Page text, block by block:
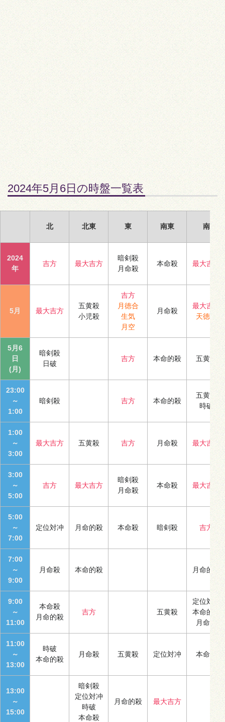
2024年5月6日の時盤一覧表
北 北東 東 南東 南
2024
年
吉方 最大吉方
暗剣殺
月命殺
本命殺 最大吉方
5月 最大吉方
五黄殺
小児殺
吉方
月徳合
生気
月空
月命殺
最大吉方
天徳合
5月6
日
(月)
暗剣殺
日破
吉方 本命的殺 五黄殺
23:00
～
1:00
暗剣殺 吉方 本命的殺
五黄殺
時破
1:00
～
3:00
最大吉方 五黄殺 吉方 月命殺 最大吉方
3:00
～
5:00
吉方 最大吉方
暗剣殺
月命殺
本命殺 最大吉方
5:00
～
7:00
定位対冲 月命的殺 本命殺 暗剣殺 吉方
7:00
～
9:00
月命殺 本命的殺 月命的殺
9:00
～
11:00
本命殺
月命的殺
吉方 五黄殺
定位対冲
本命的殺
月命殺
11:00
～
13:00
時破
本命的殺
月命殺 五黄殺 定位対冲 本命殺
13:00
～
15:00
暗剣殺
定位対冲
時破
本命殺
月命的殺 最大吉方